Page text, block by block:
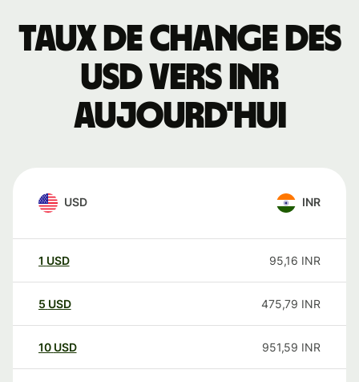
Taux de change des
USD vers INR
aujourd'hui
USD INR
1 USD 95,16 INR
5 USD 475,79 INR
10 USD 951,59 INR